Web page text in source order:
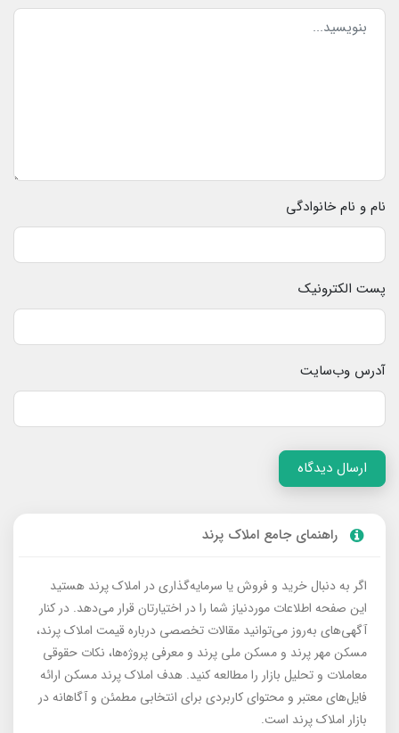
نام و نام خانوادگی
پست الکترونیک
آدرس وب‌سایت
ارسال دیدگاه
راهنمای جامع املاک پرند
اگر به دنبال خرید و فروش یا سرمایه‌گذاری در املاک پرند هستید
این صفحه اطلاعات موردنیاز شما را در اختیارتان قرار می‌دهد. در کنار
آگهی‌های به‌روز می‌توانید مقالات تخصصی درباره قیمت املاک پرند،
مسکن مهر پرند و مسکن ملی پرند و معرفی پروژه‌ها، نکات حقوقی
معاملات و تحلیل بازار را مطالعه کنید. هدف املاک پرند مسکن ارائه
فایل‌های معتبر و محتوای کاربردی برای انتخابی مطمئن و آگاهانه در
بازار املاک پرند است.